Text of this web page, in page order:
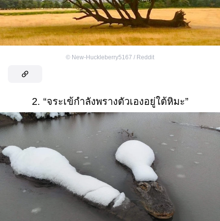
© New-Huckleberry5167 / Reddit
2. “จระเข้กำลังพรางตัวเองอยู่ใต้หิมะ”